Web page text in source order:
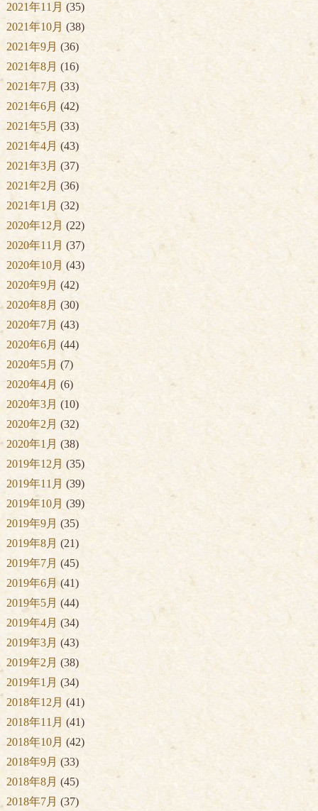
2021年11月 (35)
2021年10月 (38)
2021年9月 (36)
2021年8月 (16)
2021年7月 (33)
2021年6月 (42)
2021年5月 (33)
2021年4月 (43)
2021年3月 (37)
2021年2月 (36)
2021年1月 (32)
2020年12月 (22)
2020年11月 (37)
2020年10月 (43)
2020年9月 (42)
2020年8月 (30)
2020年7月 (43)
2020年6月 (44)
2020年5月 (7)
2020年4月 (6)
2020年3月 (10)
2020年2月 (32)
2020年1月 (38)
2019年12月 (35)
2019年11月 (39)
2019年10月 (39)
2019年9月 (35)
2019年8月 (21)
2019年7月 (45)
2019年6月 (41)
2019年5月 (44)
2019年4月 (34)
2019年3月 (43)
2019年2月 (38)
2019年1月 (34)
2018年12月 (41)
2018年11月 (41)
2018年10月 (42)
2018年9月 (33)
2018年8月 (45)
2018年7月 (37)